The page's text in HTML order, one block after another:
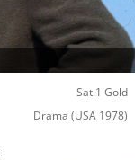
Sat.1 Gold
Drama (USA 1978)